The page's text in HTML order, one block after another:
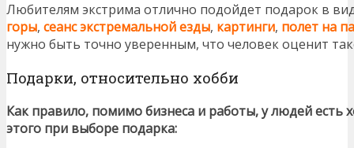
Любителям экстрима отлично подойдет подарок в
горы, сеанс экстремальной езды, картинги, полет на
нужно быть точно уверенным, что человек оценит
Подарки, относительно хобби
Как правило, помимо бизнеса и работы, у людей есть
этого при выборе подарка: